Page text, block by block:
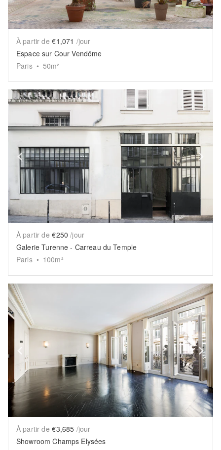
À partir de €1,071 /jour
Espace sur Cour Vendôme
Paris • 50m²
Show previous slide
À partir de €250 /jour
Galerie Turenne - Carreau du Temple
Paris • 100m²
Show previous slide
À partir de €3,685 /jour
Showroom Champs Elysées